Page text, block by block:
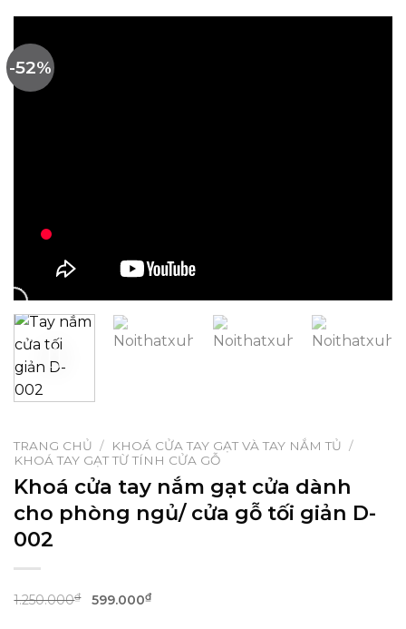
-52%
TRANG CHỦ / KHOÁ CỬA TAY GẠT VÀ TAY NẮM TỦ /
KHOÁ TAY GẠT TỪ TÍNH CỬA GỖ
Khoá cửa tay nắm gạt cửa dành
cho phòng ngủ/ cửa gỗ tối giản D-
002
1.250.000₫
Giá
599.000₫Giá